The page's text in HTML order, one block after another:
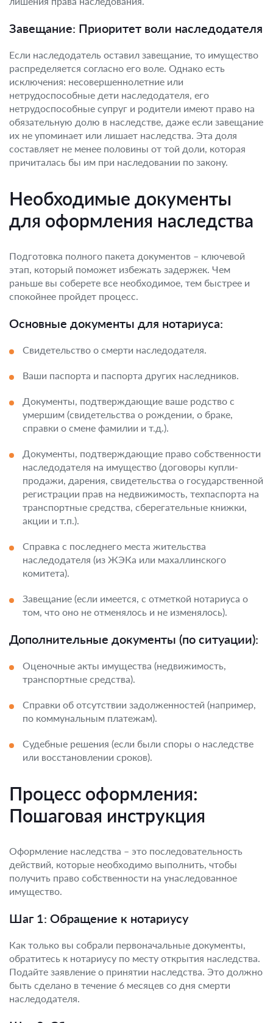
Завещание: Приоритет воли наследодателя
Если наследодатель оставил завещание, то имущество
распределяется согласно его воле. Однако есть
исключения: несовершеннолетние или
нетрудоспособные дети наследодателя, его
нетрудоспособные супруг и родители имеют право на
обязательную долю в наследстве, даже если завещание
их не упоминает или лишает наследства. Эта доля
составляет не менее половины от той доли, которая
причиталась бы им при наследовании по закону.
Необходимые документы
для оформления наследства
Подготовка полного пакета документов – ключевой
этап, который поможет избежать задержек. Чем
раньше вы соберете все необходимое, тем быстрее и
спокойнее пройдет процесс.
Основные документы для нотариуса:
Свидетельство о смерти наследодателя.
Ваши паспорта и паспорта других наследников.
Документы, подтверждающие ваше родство с
умершим (свидетельства о рождении, о браке,
справки о смене фамилии и т.д.).
Документы, подтверждающие право собственности
наследодателя на имущество (договоры купли-
продажи, дарения, свидетельства о государственной
регистрации прав на недвижимость, техпаспорта на
транспортные средства, сберегательные книжки,
акции и т.п.).
Справка с последнего места жительства
наследодателя (из ЖЭКа или махаллинского
комитета).
Завещание (если имеется, с отметкой нотариуса о
том, что оно не отменялось и не изменялось).
Дополнительные документы (по ситуации):
Оценочные акты имущества (недвижимость,
транспортные средства).
Справки об отсутствии задолженностей (например,
по коммунальным платежам).
Судебные решения (если были споры о наследстве
или восстановлении сроков).
Процесс оформления:
Пошаговая инструкция
Оформление наследства – это последовательность
действий, которые необходимо выполнить, чтобы
получить право собственности на унаследованное
имущество.
Шаг 1: Обращение к нотариусу
Как только вы собрали первоначальные документы,
обратитесь к нотариусу по месту открытия наследства.
Подайте заявление о принятии наследства. Это должно
быть сделано в течение 6 месяцев со дня смерти
наследодателя.